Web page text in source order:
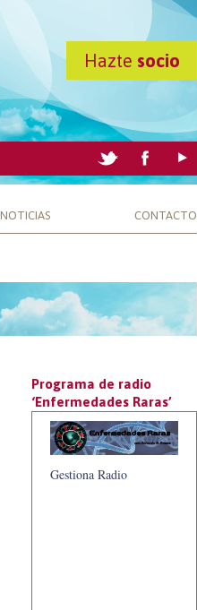
Hazte socio
NOTICIAS CONTACTO
Programa de radio
‘Enfermedades Raras’
Gestiona Radio